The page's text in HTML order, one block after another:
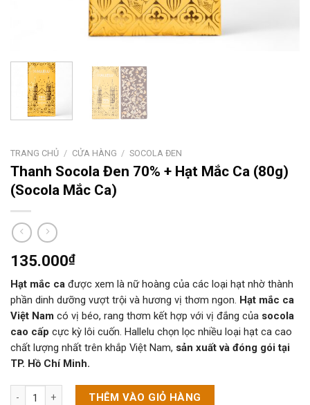
TRANG CHỦ / CỬA HÀNG / SOCOLA ĐEN
Thanh Socola Đen 70% + Hạt Mắc Ca (80g)
(Socola Mắc Ca)
135.000₫
Hạt mắc ca được xem là nữ hoàng của các loại hạt nhờ thành
phần dinh dưỡng vượt trội và hương vị thơm ngon. Hạt mắc ca
Việt Nam có vị béo, rang thơm kết hợp với vị đắng của socola
cao cấp cực kỳ lôi cuốn. Hallelu chọn lọc nhiều loại hạt ca cao
chất lượng nhất trên khắp Việt Nam, sản xuất và đóng gói tại
TP. Hồ Chí Minh.
Thanh Socola Đen 70% + Hạt Mắc Ca (80g) (Socola Mắc Ca) số lượng
THÊM VÀO GIỎ HÀNG